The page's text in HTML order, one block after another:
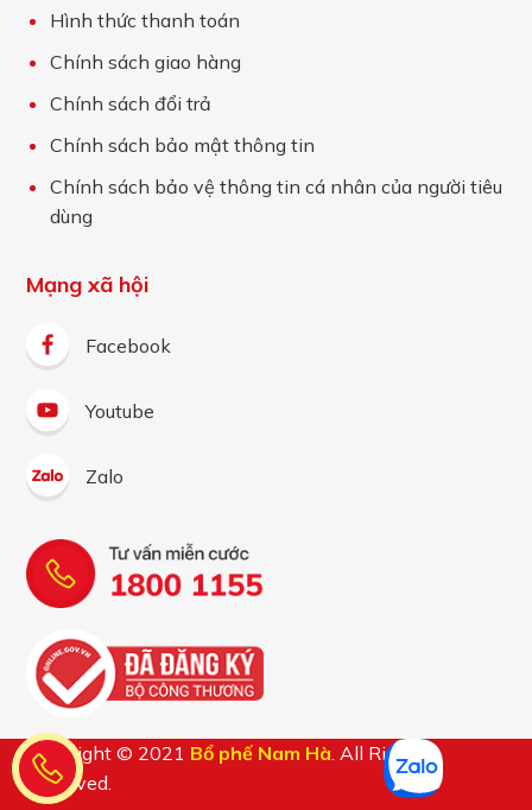
Hình thức thanh toán
Chính sách giao hàng
Chính sách đổi trả
Chính sách bảo mật thông tin
Chính sách bảo vệ thông tin cá nhân của người tiêu
dùng
Mạng xã hội
Facebook
Youtube
Zalo
Copyright © 2021 Bổ phế Nam Hà. All Rights
Reserved.